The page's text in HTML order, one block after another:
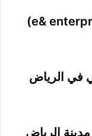
ملتقى توظيف مراكز الاتصال (e& enterprise)
في الرياض
الرياض